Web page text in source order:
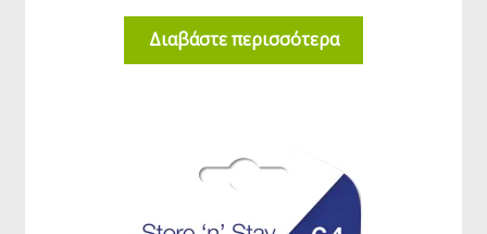
Διαβάστε περισσότερα